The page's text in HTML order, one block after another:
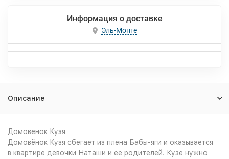
Информация о доставке
Эль-Монте
Описание
Домовенок Кузя
Домовёнок Кузя сбегает из плена Бабы-яги и оказывается
в квартире девочки Наташи и ее родителей. Кузе нужно